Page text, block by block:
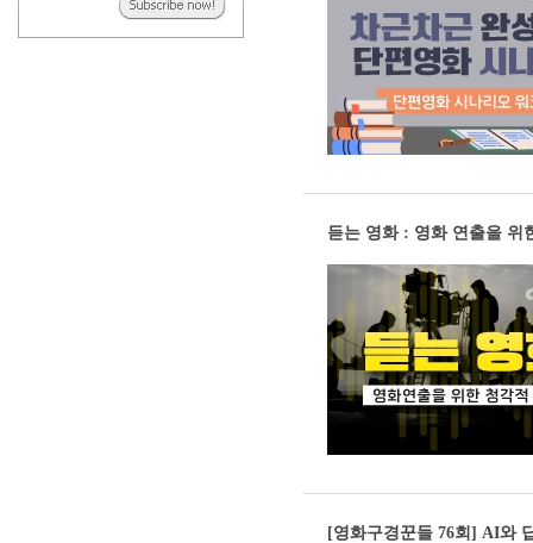
듣는 영화 : 영화 연출을 위
[영화구경꾼들 76회] AI와